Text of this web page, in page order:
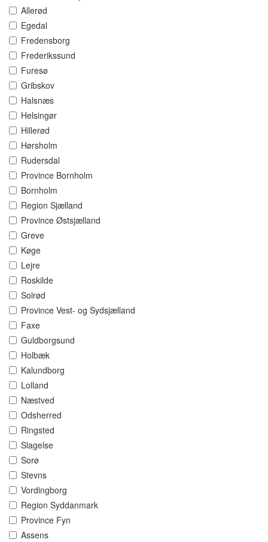
Allerød
Egedal
Fredensborg
Frederikssund
Furesø
Gribskov
Halsnæs
Helsingør
Hillerød
Hørsholm
Rudersdal
Province Bornholm
Bornholm
Region Sjælland
Province Østsjælland
Greve
Køge
Lejre
Roskilde
Solrød
Province Vest- og Sydsjælland
Faxe
Guldborgsund
Holbæk
Kalundborg
Lolland
Næstved
Odsherred
Ringsted
Slagelse
Sorø
Stevns
Vordingborg
Region Syddanmark
Province Fyn
Assens